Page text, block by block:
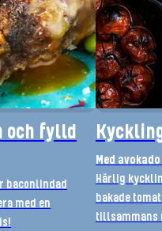
och fylld
baconlindad
med en
Med
Härlig
bakade
tillsammans